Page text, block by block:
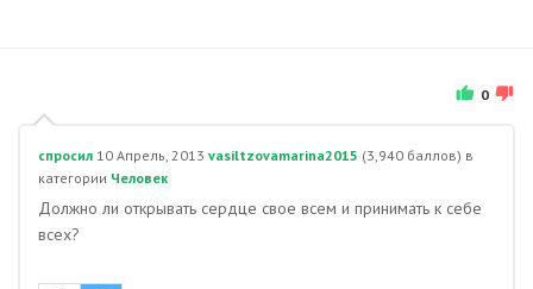
0
спросил 10 Апрель, 2013 vasiltzovamarina2015 (3,940 баллов) в
категории Человек
Должно ли открывать сердце свое всем и принимать к себе
всех?